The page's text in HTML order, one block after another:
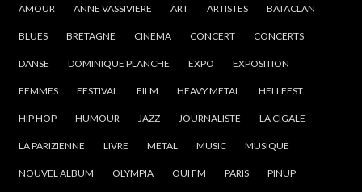
AMOUR ANNE VASSIVIERE ART ARTISTES BATACLAN
BLUES BRETAGNE CINEMA CONCERT CONCERTS
DANSE DOMINIQUE PLANCHE EXPO EXPOSITION
FEMMES FESTIVAL FILM HEAVY METAL HELLFEST
HIP HOP HUMOUR JAZZ JOURNALISTE LA CIGALE
LA PARIZIENNE LIVRE METAL MUSIC MUSIQUE
NOUVEL ALBUM OLYMPIA OUI FM PARIS PINUP